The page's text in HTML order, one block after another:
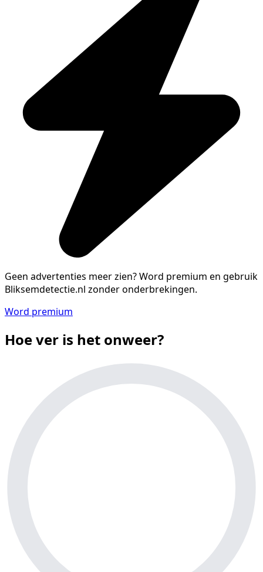
Geen advertenties meer zien?Word premium en gebruik
Bliksemdetectie.nl zonder onderbrekingen.
Word premium
Hoe ver is het onweer?